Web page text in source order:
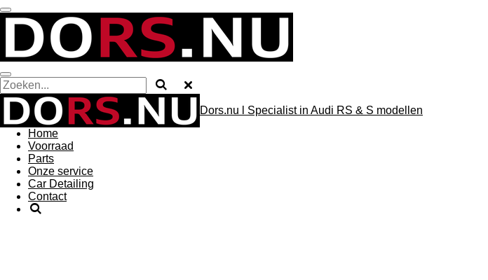
Ga
direct
de
hoofdinhoud
Dors.nu l Specialist in Audi RS & S modellen
Home
Voorraad
Parts
Onze service
Car Detailing
Contact